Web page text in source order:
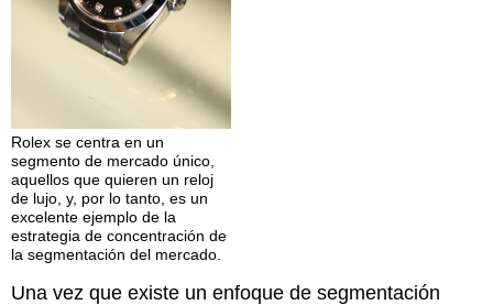
Rolex se centra en un
segmento de mercado único,
aquellos que quieren un reloj
de lujo, y, por lo tanto, es un
excelente ejemplo de la
estrategia de concentración de
la segmentación del mercado.
Una vez que existe un enfoque de segmentación